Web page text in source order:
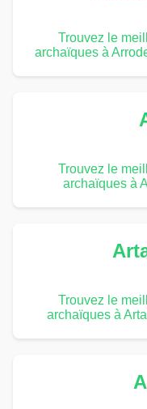
Trouvez le
archaïques à
Trouvez le
archaïques à
Trouvez le
archaïques à